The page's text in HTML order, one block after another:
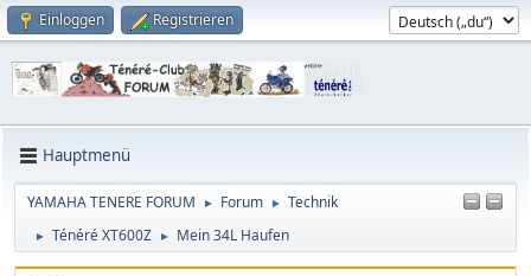
Einloggen Registrieren
Hauptmenü
YAMAHA TENERE FORUM ► Forum ► Technik
► Ténéré XT600Z ► Mein 34L Haufen